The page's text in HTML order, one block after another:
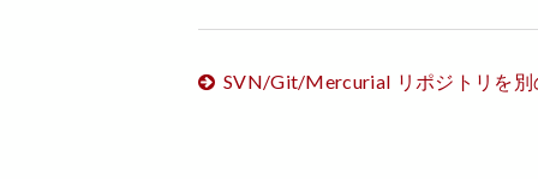
SVN/Git/Mercurial リポジトリを別